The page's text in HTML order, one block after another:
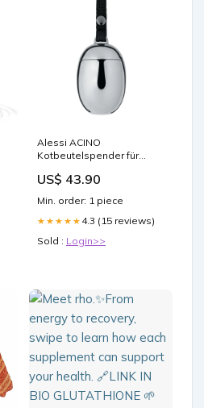
Alessi ACINO
Kotbeutelspender für
Struktur Duschtuch
US$ 43.90
Min. order: 1 piece
★★★★★ 4.3 (15 reviews)
Sold : Login>>